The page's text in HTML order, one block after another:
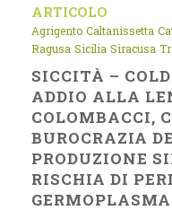
ARTICOLO
Agrigento Caltanissetta
Ragusa Sicilia Siracusa
SICCITÀ –
ADDIO ALLA
COLOMBACCI,
BUROCRAZIA
PRODUZIONE
RISCHIA DI
GERMOPLASMA